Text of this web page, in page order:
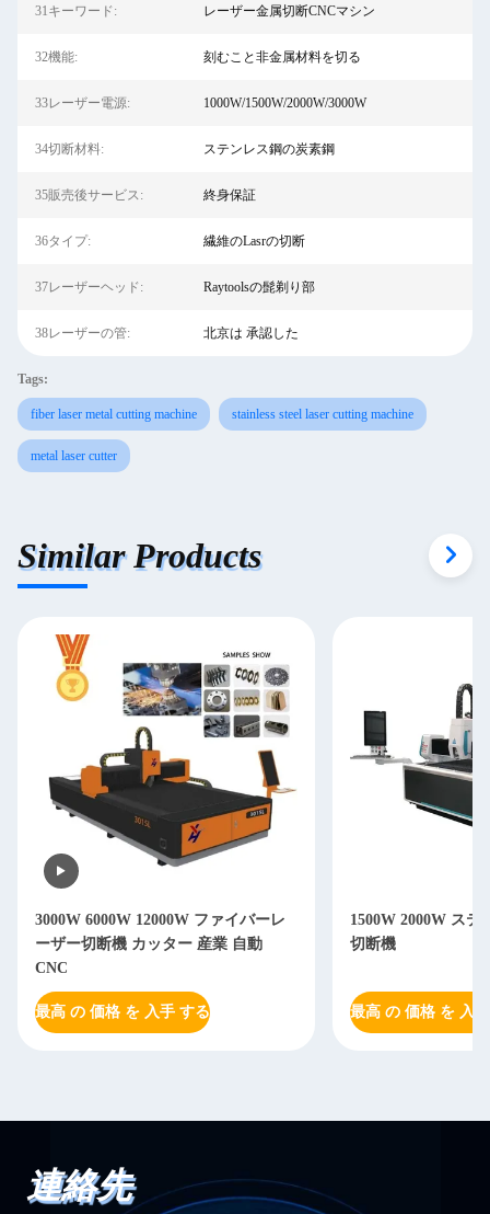
31キーワード: レーザー金属切断CNCマシン
32機能: 刻むこと非金属材料を切る
33レーザー電源: 1000W/1500W/2000W/3000W
34切断材料: ステンレス鋼の炭素鋼
35販売後サービス: 終身保証
36タイプ: 繊維のLasrの切断
37レーザーヘッド: Raytoolsの髭剃り部
38レーザーの管: 北京は 承認した
Tags:
fiber laser metal cutting machine stainless steel laser cutting machine
metal laser cutter
Similar Products
3000W 6000W 12000W ファイバーレ
ーザー切断機 カッター 産業 自動
CNC
最高 の 価格 を 入手 する
1500W 2000W ステ
切断機
最高 の 価格 を 入
連絡先